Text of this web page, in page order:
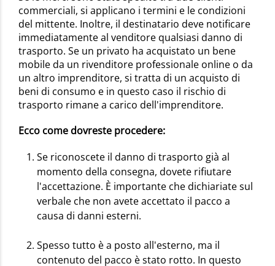
commerciali, si applicano i termini e le condizioni
del mittente. Inoltre, il destinatario deve notificare
immediatamente al venditore qualsiasi danno di
trasporto. Se un privato ha acquistato un bene
mobile da un rivenditore professionale online o da
un altro imprenditore, si tratta di un acquisto di
beni di consumo e in questo caso il rischio di
trasporto rimane a carico dell'imprenditore.
Ecco come dovreste procedere:
Se riconoscete il danno di trasporto già al
momento della consegna, dovete rifiutare
l'accettazione. È importante che dichiariate sul
verbale che non avete accettato il pacco a
causa di danni esterni.
Spesso tutto è a posto all'esterno, ma il
contenuto del pacco è stato rotto. In questo